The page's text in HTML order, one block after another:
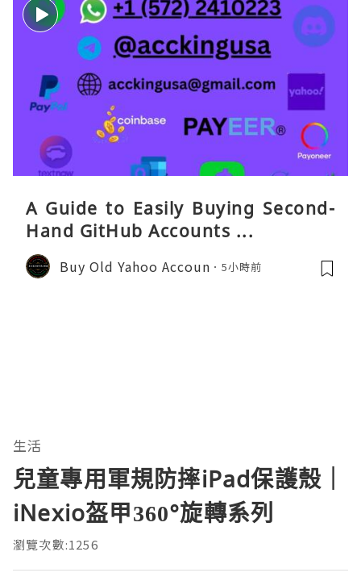
A Guide to Easily Buying Second-
Hand GitHub Accounts ...
Buy Old Yahoo Accoun 5小時前
生活
兒童專用軍規防摔iPad保護殼｜
iNexio盔甲360°旋轉系列
瀏覽次數:1256